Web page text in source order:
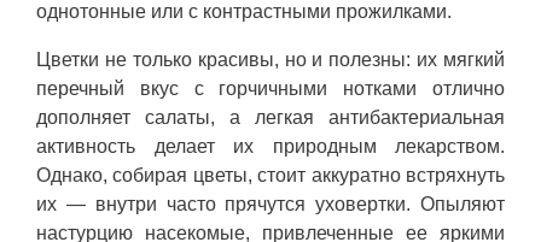
однотонные или с контрастными прожилками.
Цветки не только красивы, но и полезны: их мягкий
перечный вкус с горчичными нотками отлично
дополняет салаты, а легкая антибактериальная
активность делает их природным лекарством.
Однако, собирая цветы, стоит аккуратно встряхнуть
их — внутри часто прячутся уховертки. Опыляют
настурцию насекомые, привлеченные ее яркими